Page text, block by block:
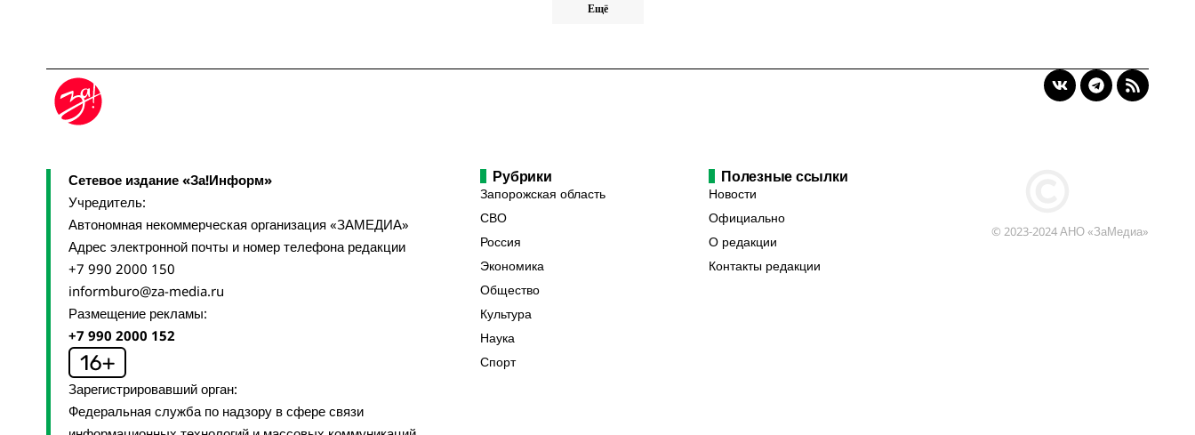
Ещё
Сетевое издание «За!Информ»
Учредитель:
Автономная некоммерческая организация «ЗАМЕДИА»
Адрес электронной почты и номер телефона редакции
+7 990 2000 150
informburo@za-media.ru
Размещение рекламы:
+7 990 2000 152
Зарегистрировавший орган:
Федеральная служба по надзору в сфере связи
Рубрики
Запорожская область
СВО
Россия
Экономика
Общество
Культура
Наука
Спорт
Полезные ссылки
Новости
Официально
О редакции
Контакты редакции
© 2023-2024 АНО «ЗаМедиа»